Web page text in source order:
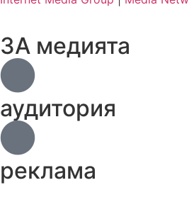
ЗА медията
аудитория
реклама